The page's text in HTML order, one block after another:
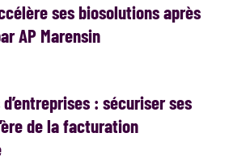
ses biosolutions après
AP Marensin
: sécuriser ses
de la facturation